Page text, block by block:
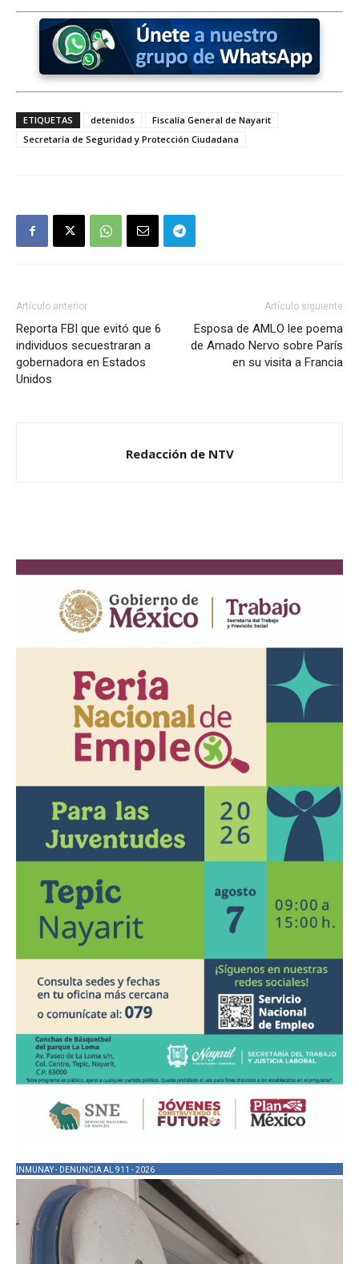
ETIQUETAS detenidos
Fiscalía General de Nayarit
Secretaría de Seguridad y Protección Ciudadana
Artículo anterior
Reporta FBI que evitó que 6
individuos secuestraran a
gobernadora en Estados
Unidos
Artículo siguiente
Esposa de AMLO lee poema
de Amado Nervo sobre París
en su visita a Francia
Redacción de NTV
INMUNAY - DENUNCIA AL 911 - 2026